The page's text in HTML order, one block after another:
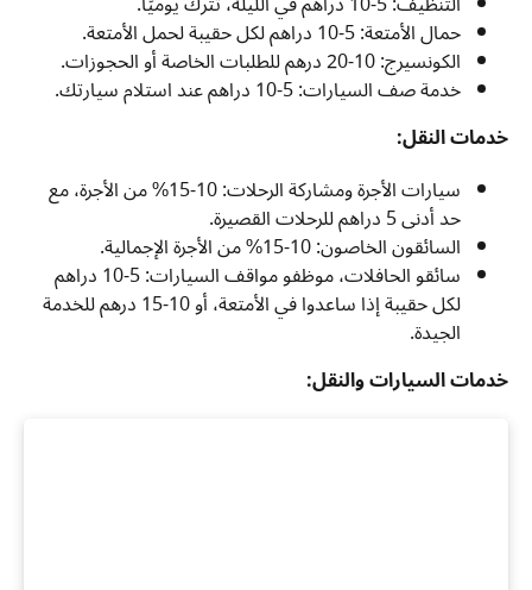
حمال الأمتعة: 5-10 دراهم لكل حقيبة لحمل الأمتعة.
الكونسيرج: 10-20 درهم للطلبات الخاصة أو الحجوزات.
خدمة صف السيارات: 5-10 دراهم عند استلام سيارتك.
خدمات النقل:
سيارات الأجرة ومشاركة الرحلات: 10-15% من الأجرة، مع
حد أدنى 5 دراهم للرحلات القصيرة.
السائقون الخاصون: 10-15% من الأجرة الإجمالية.
سائقو الحافلات، موظفو مواقف السيارات: 5-10 دراهم
لكل حقيبة إذا ساعدوا في الأمتعة، أو 10-15 درهم للخدمة
الجيدة.
خدمات السيارات والنقل: